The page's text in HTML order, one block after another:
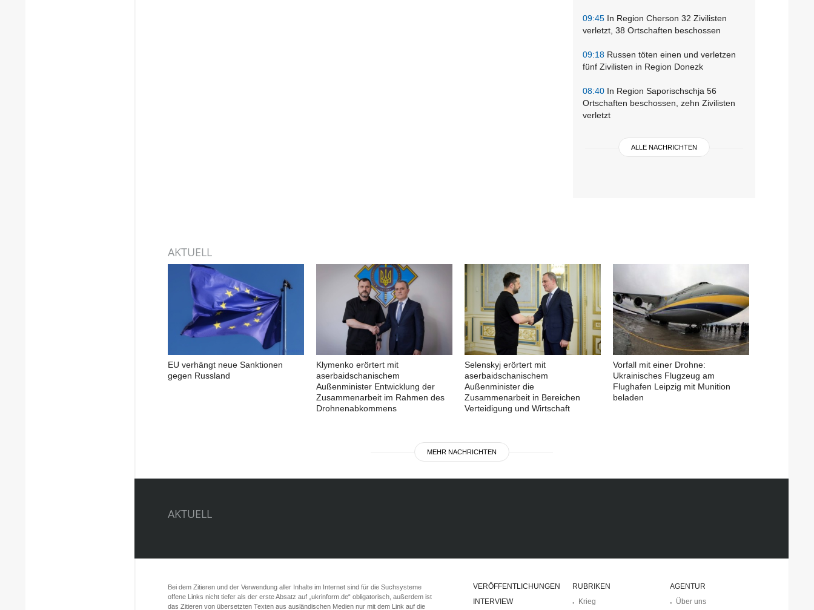
09:45 In Region Cherson 32 Zivilisten
verletzt, 38 Ortschaften beschossen
09:18 Russen töten einen und verletzen
fünf Zivilisten in Region Donezk
08:40 In Region Saporischschja 56
Ortschaften beschossen, zehn Zivilisten
verletzt
ALLE NACHRICHTEN
AKTUELL
EU verhängt neue Sanktionen
gegen Russland
Klymenko erörtert mit
aserbaidschanischem
Außenminister Entwicklung der
Zusammenarbeit im Rahmen des
Drohnenabkommens
Selenskyj erörtert mit
aserbaidschanischem
Außenminister die
Zusammenarbeit in Bereichen
Verteidigung und Wirtschaft
Vorfall mit einer Drohne:
Ukrainisches Flugzeug am
Flughafen Leipzig mit Munition
beladen
MEHR NACHRICHTEN
AKTUELL
RUBRIKEN
Krieg
AGENTUR
Über uns
VERÖFFENTLICHUNGEN
INTERVIEW
Bei dem Zitieren und der Verwendung aller Inhalte im Internet sind für die Suchsysteme
offene Links nicht tiefer als der erste Absatz auf „ukrinform.de“ obligatorisch, außerdem ist
das Zitieren von übersetzten Texten aus ausländischen Medien nur mit dem Link auf die